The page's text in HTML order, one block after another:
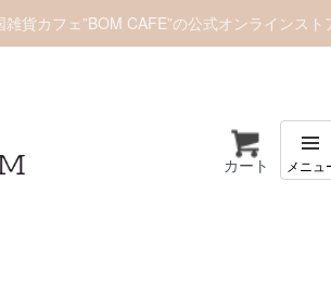
雑貨カフェ”BOM CAFE”の公式オンラインスト
カート